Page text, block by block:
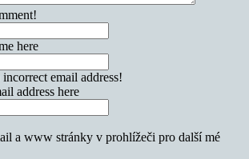
here
email address!
address here
a www stránky v prohlížeči pro další mé